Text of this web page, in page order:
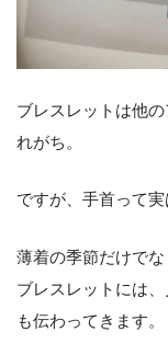
ブレスレットは他
れがち。
ですが、手首って実
薄着の季節だけで
ブレスレットには
も伝わってきます。